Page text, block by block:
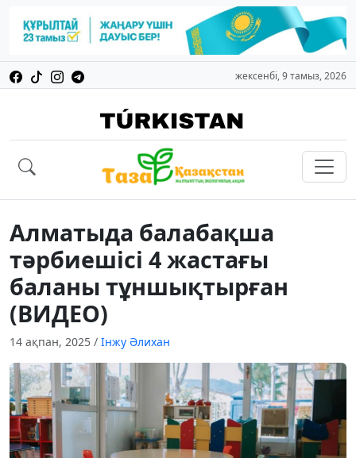
жексенбі, 9 тамыз, 2026
Алматыда балабақша
тәрбиешісі 4 жастағы
баланы тұншықтырған
(ВИДЕО)
14 ақпан, 2025 / Інжу Әлихан